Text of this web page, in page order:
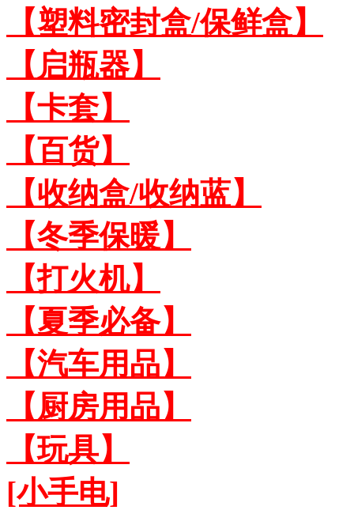
【塑料密封盒/保鲜盒】
【启瓶器】
【卡套】
【百货】
【收纳盒/收纳蓝】
【冬季保暖】
【打火机】
【夏季必备】
【汽车用品】
【厨房用品】
【玩具】
[小手电]